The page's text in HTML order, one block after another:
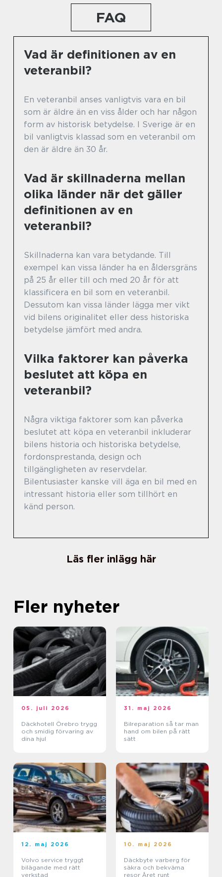
FAQ
Vad är definitionen av en
veteranbil?
En veteranbil anses vanligtvis vara en bil
som är äldre än en viss ålder och har någon
form av historisk betydelse. I Sverige är en
bil vanligtvis klassad som en veteranbil om
den är äldre än 30 år.
Vad är skillnaderna mellan
olika länder när det gäller
definitionen av en
veteranbil?
Skillnaderna kan vara betydande. Till
exempel kan vissa länder ha en åldersgräns
på 25 år eller till och med 20 år för att
klassificera en bil som en veteranbil.
Dessutom kan vissa länder lägga mer vikt
vid bilens originalitet eller dess historiska
betydelse jämfört med andra.
Vilka faktorer kan påverka
beslutet att köpa en
veteranbil?
Några viktiga faktorer som kan påverka
beslutet att köpa en veteranbil inkluderar
bilens historia och historiska betydelse,
fordonsprestanda, design och
tillgängligheten av reservdelar.
Bilentusiaster kanske vill äga en bil med en
intressant historia eller som tillhört en
känd person.
Läs fler inlägg här
Fler nyheter
05. juli 2026
Däckhotell Örebro trygg
och smidig förvaring av
dina hjul
31. maj 2026
Bilreparation så tar man
hand om bilen på rätt
sätt
12. maj 2026
Volvo service tryggt
bilägande med rätt
verkstad
10. maj 2026
Däckbyte varberg för
säkra och bekväma
resor Året runt